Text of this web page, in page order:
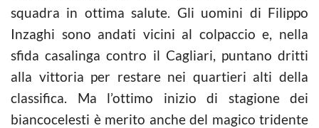
squadra in ottima salute. Gli uomini di Filippo
Inzaghi sono andati vicini al colpaccio e, nella
sfida casalinga contro il Cagliari, puntano dritti
alla vittoria per restare nei quartieri alti della
classifica. Ma l’ottimo inizio di stagione dei
biancocelesti è merito anche del magico tridente